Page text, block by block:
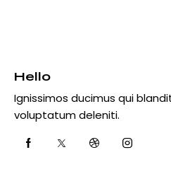
Hello
Ignissimos ducimus qui
voluptatum deleniti.